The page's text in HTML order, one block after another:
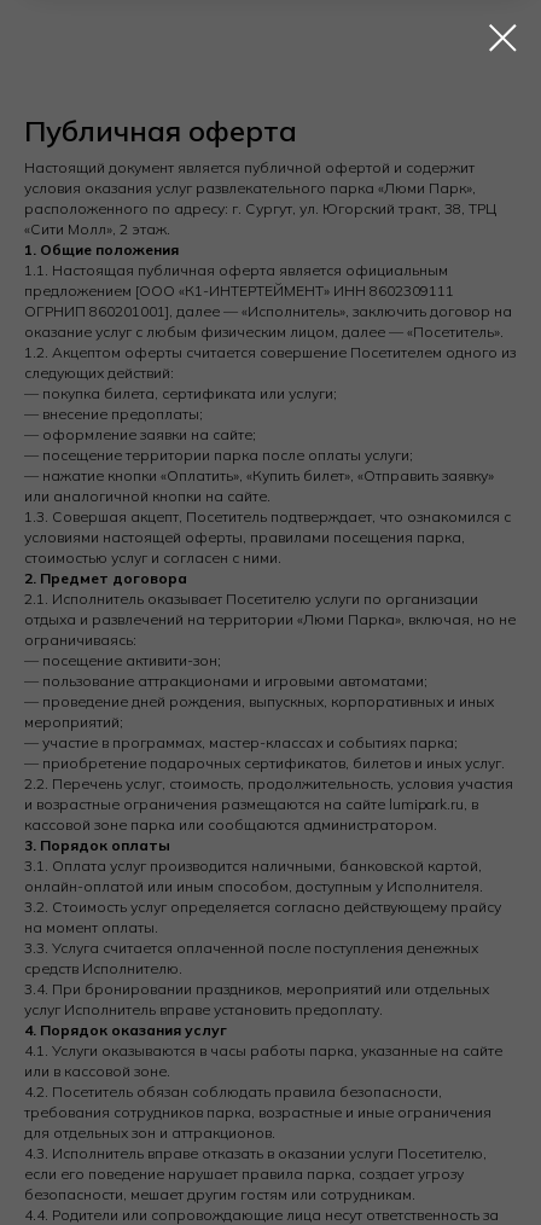
Публичная оферта
Настоящий документ является публичной офертой и содержит
условия оказания услуг развлекательного парка «Люми Парк»,
расположенного по адресу: г. Сургут, ул. Югорский тракт, 38, ТРЦ
«Сити Молл», 2 этаж.
1. Общие положения
1.1. Настоящая публичная оферта является официальным
предложением [ООО «К1-ИНТЕРТЕЙМЕНТ» ИНН 8602309111
ОГРНИП 860201001], далее — «Исполнитель», заключить договор на
оказание услуг с любым физическим лицом, далее — «Посетитель».
1.2. Акцептом оферты считается совершение Посетителем одного из
следующих действий:
— покупка билета, сертификата или услуги;
— внесение предоплаты;
— оформление заявки на сайте;
— посещение территории парка после оплаты услуги;
— нажатие кнопки «Оплатить», «Купить билет», «Отправить заявку»
или аналогичной кнопки на сайте.
1.3. Совершая акцепт, Посетитель подтверждает, что ознакомился с
условиями настоящей оферты, правилами посещения парка,
стоимостью услуг и согласен с ними.
2. Предмет договора
2.1. Исполнитель оказывает Посетителю услуги по организации
отдыха и развлечений на территории «Люми Парка», включая, но не
ограничиваясь:
— посещение активити-зон;
— пользование аттракционами и игровыми автоматами;
— проведение дней рождения, выпускных, корпоративных и иных
мероприятий;
— участие в программах, мастер-классах и событиях парка;
— приобретение подарочных сертификатов, билетов и иных услуг.
2.2. Перечень услуг, стоимость, продолжительность, условия участия
и возрастные ограничения размещаются на сайте lumipark.ru, в
кассовой зоне парка или сообщаются администратором.
3. Порядок оплаты
3.1. Оплата услуг производится наличными, банковской картой,
онлайн-оплатой или иным способом, доступным у Исполнителя.
3.2. Стоимость услуг определяется согласно действующему прайсу
на момент оплаты.
3.3. Услуга считается оплаченной после поступления денежных
средств Исполнителю.
3.4. При бронировании праздников, мероприятий или отдельных
услуг Исполнитель вправе установить предоплату.
4. Порядок оказания услуг
4.1. Услуги оказываются в часы работы парка, указанные на сайте
или в кассовой зоне.
4.2. Посетитель обязан соблюдать правила безопасности,
требования сотрудников парка, возрастные и иные ограничения
для отдельных зон и аттракционов.
4.3. Исполнитель вправе отказать в оказании услуги Посетителю,
если его поведение нарушает правила парка, создает угрозу
безопасности, мешает другим гостям или сотрудникам.
4.4. Родители или сопровождающие лица несут ответственность за